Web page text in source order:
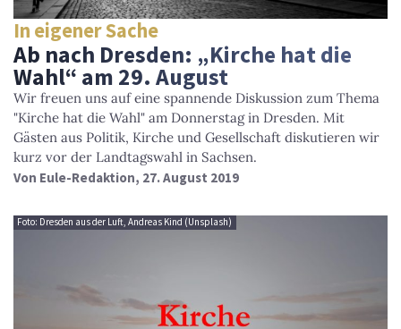
In eigener Sache
Ab nach Dresden: „Kirche hat die
Wahl“ am 29. August
Wir freuen uns auf eine spannende Diskussion zum Thema
"Kirche hat die Wahl" am Donnerstag in Dresden. Mit
Gästen aus Politik, Kirche und Gesellschaft diskutieren wir
kurz vor der Landtagswahl in Sachsen.
Von Eule-Redaktion, 27. August 2019
Foto: Dresden aus der Luft, Andreas Kind (Unsplash)